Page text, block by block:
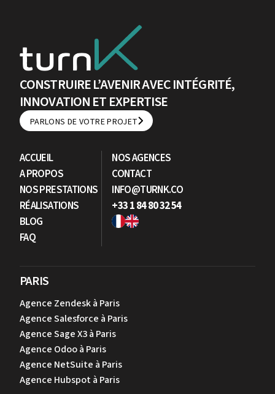
CONSTRUIRE L’AVENIR AVEC INTÉGRITÉ,
INNOVATION ET EXPERTISE
PARLONS DE VOTRE PROJET
PARLONS DE VOTRE PROJET
ACCUEIL
A PROPOS
NOS PRESTATIONS
RÉALISATIONS
BLOG
FAQ
NOS AGENCES
CONTACT
INFO@TURNK.CO
+33 1 84 80 32 54
PARIS
Agence Zendesk à Paris
Agence Salesforce à Paris
Agence Sage X3 à Paris
Agence Odoo à Paris
Agence NetSuite à Paris
Agence Hubspot à Paris